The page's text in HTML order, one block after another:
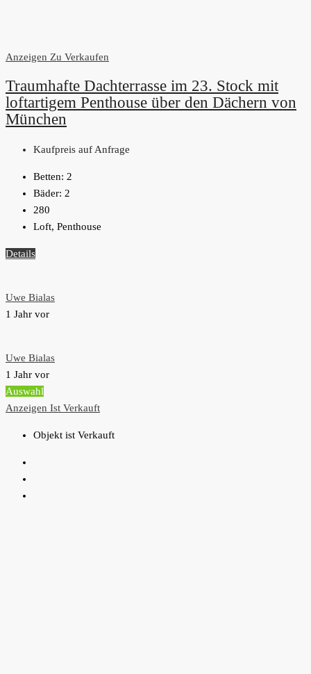
Anzeigen Zu Verkaufen
Traumhafte Dachterrasse im 23. Stock mit
loftartigem Penthouse über den Dächern von
München
Kaufpreis auf Anfrage
Betten: 2
Bäder: 2
280
Loft, Penthouse
Details
Uwe Bialas
1 Jahr vor
Uwe Bialas
1 Jahr vor
Auswahl
Anzeigen Ist Verkauft
Objekt ist Verkauft